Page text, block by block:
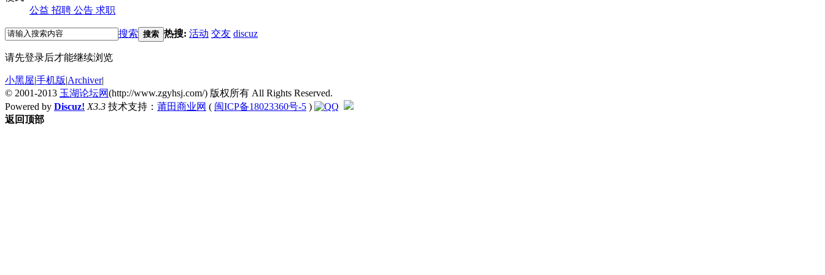
公益 招聘 公告 求职
搜索 搜索 热搜: 活动 交友 discuz
请先登录后才能继续浏览
小黑屋|手机版|Archiver|
© 2001-2013 玉湖论坛网(http://www.zgyhsj.com/) 版权所有 All Rights Reserved.
Powered by Discuz! X3.3 技术支持： 莆田商业网 ( 闽ICP备18023360号-5 )
返回顶部